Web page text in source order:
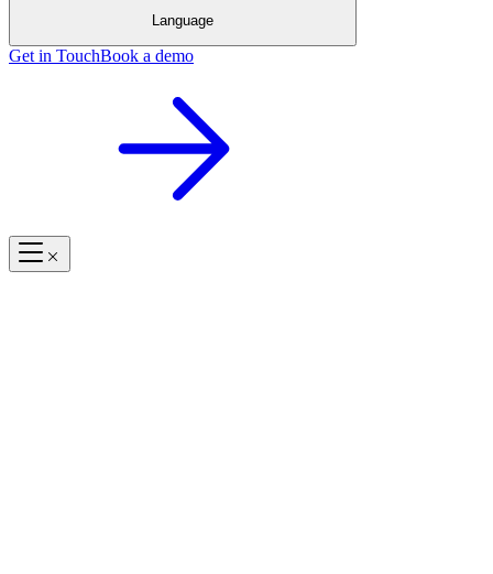
Language
Get in TouchBook a demo